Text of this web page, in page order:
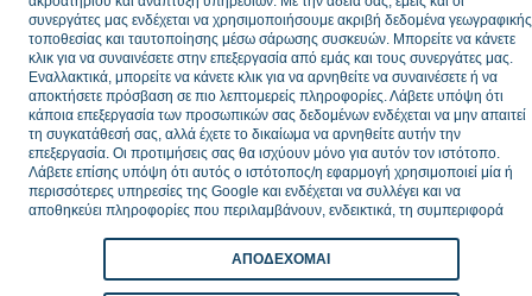
συνεργάτες μας ενδέχεται να χρησιμοποιήσουμε ακριβή δεδομένα γεωγραφικής
τοποθεσίας και ταυτοποίησης μέσω σάρωσης συσκευών. Μπορείτε να κάνετε
κλικ για να συναινέσετε στην επεξεργασία από εμάς και τους συνεργάτες μας.
Εναλλακτικά, μπορείτε να κάνετε κλικ για να αρνηθείτε να συναινέσετε ή να
αποκτήσετε πρόσβαση σε πιο λεπτομερείς πληροφορίες. Λάβετε υπόψη ότι
κάποια επεξεργασία των προσωπικών σας δεδομένων ενδέχεται να μην απαιτεί
τη συγκατάθεσή σας, αλλά έχετε το δικαίωμα να αρνηθείτε αυτήν την
επεξεργασία. Οι προτιμήσεις σας θα ισχύουν μόνο για αυτόν τον ιστότοπο.
Λάβετε επίσης υπόψη ότι αυτός ο ιστότοπος/η εφαρμογή χρησιμοποιεί μία ή
περισσότερες υπηρεσίες της Google και ενδέχεται να συλλέγει και να
αποθηκεύει πληροφορίες που περιλαμβάνουν, ενδεικτικά, τη συμπεριφορά
ΑΠΟΔΕΧΟΜΑΙ
ΔΕΙΤΕ ΕΠΙΣΗΣ